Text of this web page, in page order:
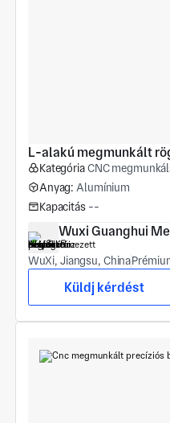
L-alakú megmunkált
KategóriaCNC
Anyag: Alumínium
Kapacitás --
Wuxi Guanghui
WuXi, Jiangsu, China
Küldj kérdést